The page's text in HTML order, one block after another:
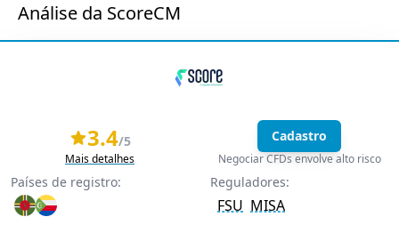
Análise da ScoreCM
3.4/5
Mais detalhes
Cadastro
Negociar CFDs envolve alto risco
Países de registro: Reguladores:
FSU MISA